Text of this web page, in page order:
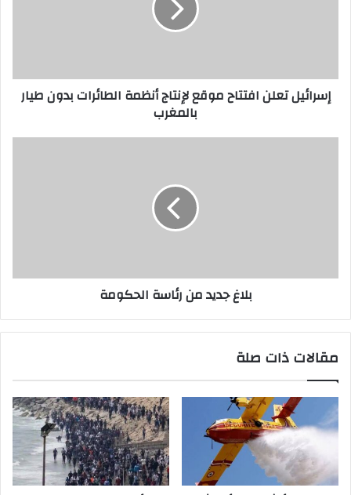
إسرائيل تعلن افتتاح موقع لإنتاج أنظمة الطائرات بدون طيار
بالمغرب
بلاغ جديد من رئاسة الحكومة
مقالات ذات صلة